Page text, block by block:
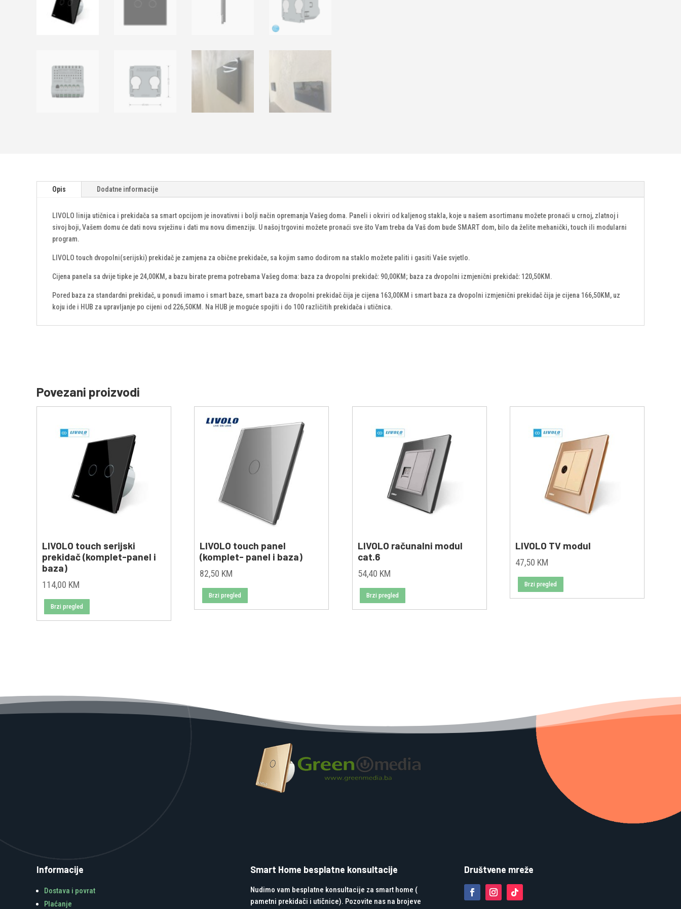
Opis Dodatne informacije
LIVOLO linija utičnica i prekidača sa smart opcijom je inovativni i bolji način opremanja Vašeg doma. Paneli i okviri od kaljenog stakla, koje u našem asortimanu možete pronaći u crnoj, zlatnoj i
sivoj boji, Vašem domu će dati novu svježinu i dati mu novu dimenziju. U našoj trgovini možete pronaći sve što Vam treba da Vaš dom bude SMART dom, bilo da želite mehanički, touch ili modularni
program.
LIVOLO touch dvopolni(serijski) prekidač je zamjena za obične prekidače, sa kojim samo dodirom na staklo možete paliti i gasiti Vaše svjetlo.
Cijena panela sa dvije tipke je 24,00KM, a bazu birate prema potrebama Vašeg doma: baza za dvopolni prekidač: 90,00KM; baza za dvopolni izmjenični prekidač: 120,50KM.
Pored baza za standardni prekidač, u ponudi imamo i smart baze, smart baza za dvopolni prekidač čija je cijena 163,00KM i smart baza za dvopolni izmjenični prekidač čija je cijena 166,50KM, uz
koju ide i HUB za upravljanje po cijeni od 226,50KM. Na HUB je moguće spojiti i do 100 različitih prekidača i utičnica.
Povezani proizvodi
LIVOLO touch serijski
prekidač (komplet-panel i
baza)
114,00 KM
Brzi pregled
LIVOLO touch panel
(komplet- panel i baza)
82,50 KM
Brzi pregled
LIVOLO računalni modul
cat.6
54,40 KM
Brzi pregled
LIVOLO TV modul
47,50 KM
Brzi pregled
Informacije
Dostava i povrat
Plaćanje
Smart Home besplatne konsultacije
Nudimo vam besplatne konsultacije za smart home (
pametni prekidači i utičnice). Pozovite nas na brojeve
Društvene mreže